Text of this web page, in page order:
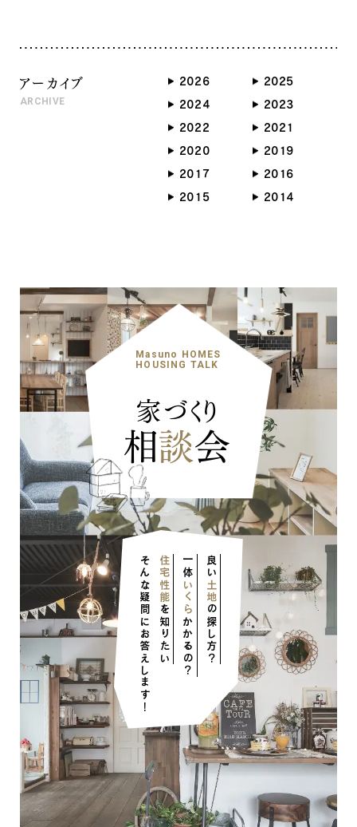
アーカイブ
ARCHIVE
2026
2025
2024
2023
2022
2021
2020
2019
2017
2016
2015
2014
Masuno HOMES
HOUSING TALK
家づくり
相談会
住宅性能
を知りたい
一体
いくら
かかるの？
良い
土地
の探し方？
そんな疑問にお答えします！